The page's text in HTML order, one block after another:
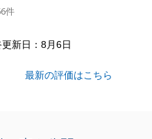
ご不明な点やご相談事が
ます。
件
新日：8月6日
最新の評価はこちら